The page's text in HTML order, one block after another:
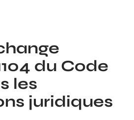
du Code
les
juridiques